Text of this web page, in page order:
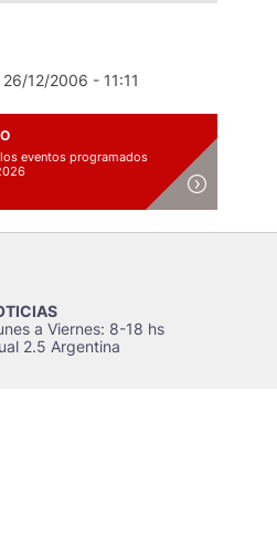
26/12/2006 - 11:11
eventos programados
a Viernes: 8-18 hs
2.5 Argentina